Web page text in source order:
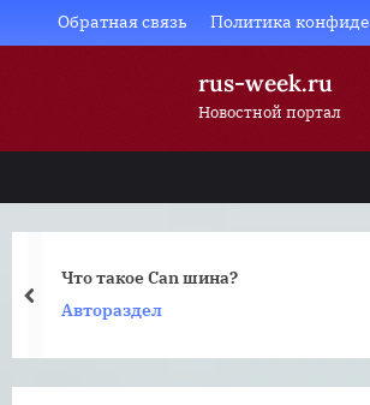
to
Обратная связь Политика
rus-week.ru
Новостной портал
Что такое Can шина?
Автораздел
prev